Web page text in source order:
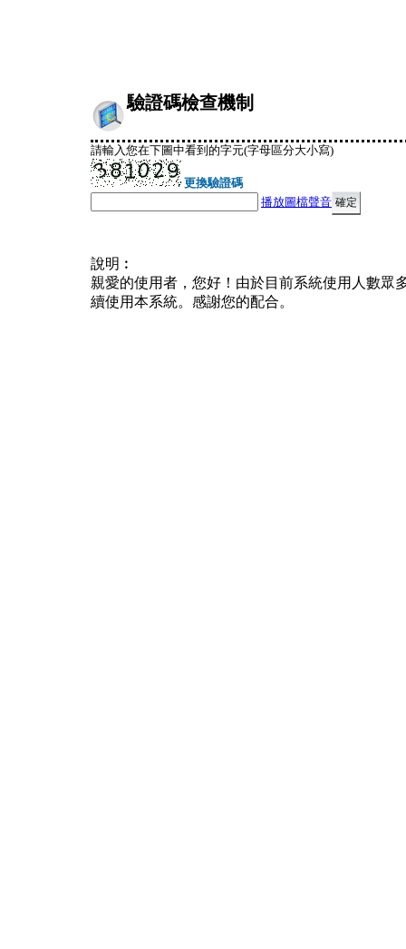
驗證碼檢查機制
請輸入您在下圖中看到的字元(字母區分大小寫)
更換驗證碼
播放圖檔聲音
說明︰
親愛的使用者，您好！由於目前系統使用人數眾
續使用本系統。感謝您的配合。